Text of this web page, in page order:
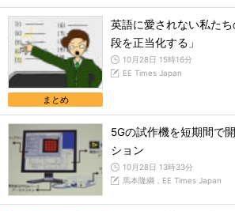
まとめ
英語に愛されない私た
段を正当化する」
10月28日 15時16分
EE Times Japan
5Gの試作機を短期間で
ション
10月28日 13時33分
馬本隆綱，EE Times Japan